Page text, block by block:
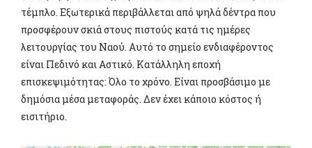
τέμπλο. Εξωτερικά περιβάλλεται από ψηλά δέντρα που
προσφέρουν σκιά στους πιστούς κατά τις ημέρες
λειτουργίας του Ναού. Αυτό το σημείο ενδιαφέροντος
είναι Πεδινό και Αστικό. Κατάλληλη εποχή
επισκεψιμότητας: Όλο το χρόνο. Είναι προσβάσιμο με
δημόσια μέσα μεταφοράς. Δεν έχει κάποιο κόστος ή
εισιτήριο.